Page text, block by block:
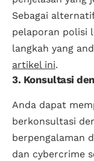
Sebagai
pelaporan polisi
langkah yang
artikel ini.
3. Konsultasi
Anda dapat
berkonsultasi
berpengalaman
dan cybercrime